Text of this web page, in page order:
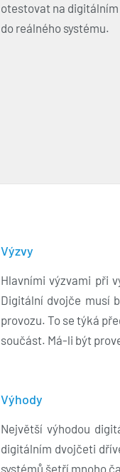
otestovat na
do reálného systému.
Výzvy
Hlavními výzvami při
Digitální dvojče musí
provozu. To se týká
součást. Má-li být
Výhody
Největší výhodou
digitálním dvojčeti
systémů šetří mnoho